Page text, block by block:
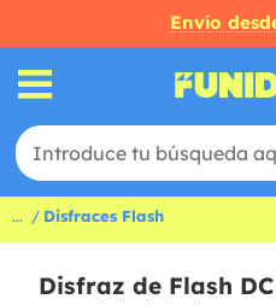
Envío
... Disfraces Flash
Disfraz de Flash